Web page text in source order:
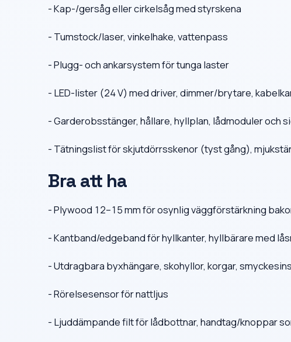
- Kap-/gersåg eller cirkelsåg med styrskena
- Tumstock/laser, vinkelhake, vattenpass
- Plugg- och ankarsystem för tunga laster
- LED-lister (24 V) med driver, dimmer/brytare,
- Garderobsstänger, hållare, hyllplan, lådmoduler och
- Tätningslist för skjutdörrsskenor (tyst gång),
Bra att ha
- Plywood 12–15 mm för osynlig väggförstärkning
- Kantband/edgeband för hyllkanter, hyllbärare med
- Utdragbara byxhängare, skohyllor, korgar,
- Rörelsesensor för nattljus
- Ljuddämpande filt för lådbottnar, handtag/knoppar